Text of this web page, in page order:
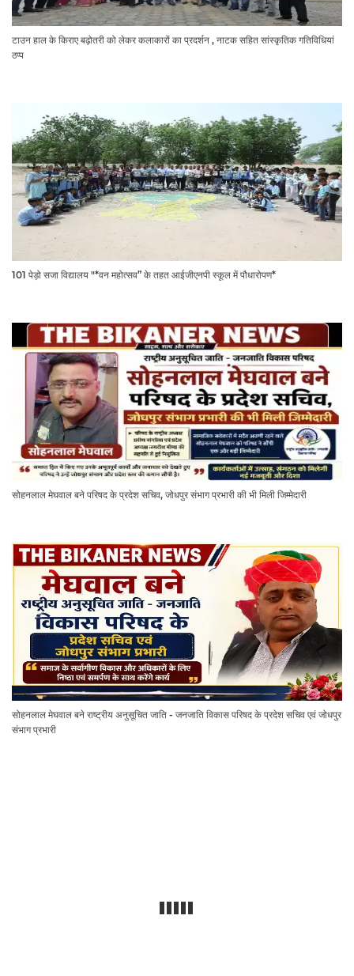
टाउन हाल के किराए बढ़ोतरी को लेकर कलाकारों का प्रदर्शन , नाटक सहित सांस्कृतिक गतिविधियां
ठप्प
101 पेड़ो सजा विद्यालय "*वन महोत्सव” के तहत आईजीएनपी स्कूल में पौधारोपण*
सोहनलाल मेघवाल बने परिषद के प्रदेश सचिव, जोधपुर संभाग प्रभारी की भी मिली जिम्मेदारी
सोहनलाल मेघवाल बने राष्ट्रीय अनुसूचित जाति - जनजाति विकास परिषद के प्रदेश सचिव एवं जोधपुर
संभाग प्रभारी